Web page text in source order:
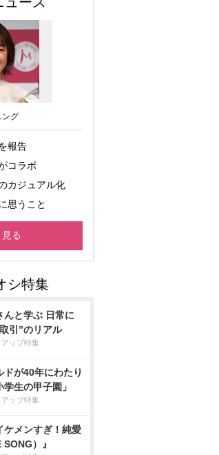
ング
報告
コラボ
カジュアル化
思うこと
る
んと学ぶ 日常に
引”のリアル
ップ特集
ドが40年にわたり
生の甲子園」
ップ特集
ケメンすぎ！純愛
SONG）』